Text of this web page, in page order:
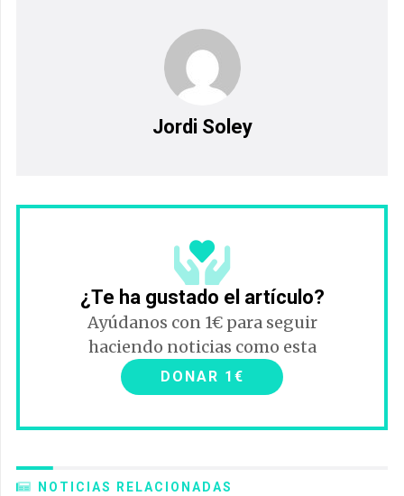
Jordi Soley
¿Te ha gustado el artículo?
Ayúdanos con 1€ para seguir
haciendo noticias como esta
DONAR 1€
NOTICIAS RELACIONADAS